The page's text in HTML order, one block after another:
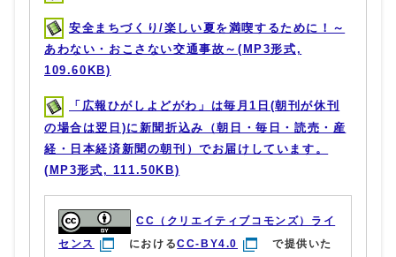
安全まちづくり/楽しい夏を満喫するために！～
あわない・おこさない交通事故～(MP3形式,
109.60KB)
「広報ひがしよどがわ」は毎月1日(朝刊が休刊
の場合は翌日)に新聞折込み（朝日・毎日・読売・産
経・日本経済新聞の朝刊）でお届けしています。
(MP3形式, 111.50KB)
CC（クリエイティブコモンズ）ライ
センス
におけるCC-BY4.0
で提供いた